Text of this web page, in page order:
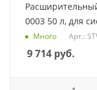
0003 50 л, для
Много Арт.:
9 714 руб.